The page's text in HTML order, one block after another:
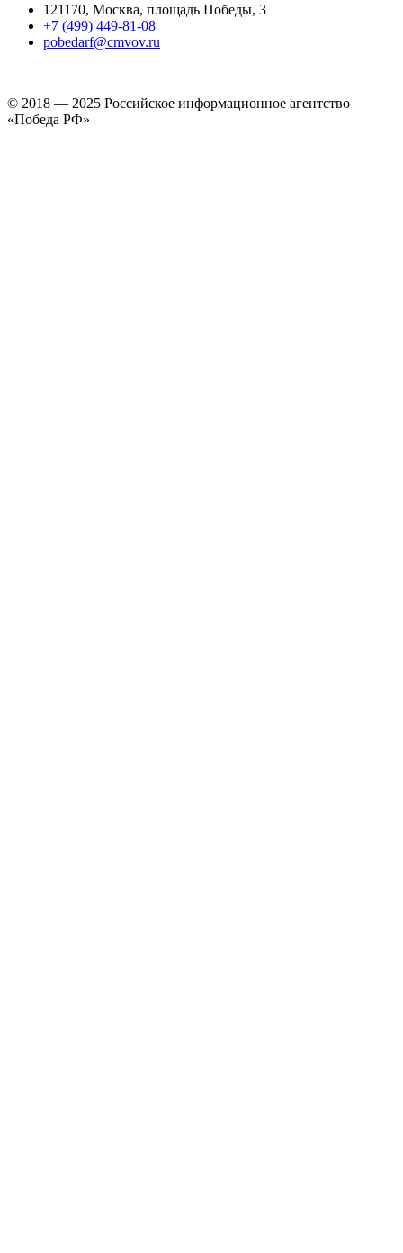
121170, Москва, площадь Победы, 3
+7 (499) 449-81-08
pobedarf@cmvov.ru
© 2018 — 2025 Российское информационное агентство
«Победа РФ»